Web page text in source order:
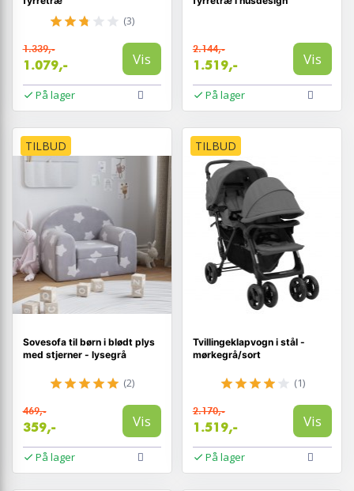
(3)
1.339,-
1.079,- Vis
På lager
2.144,-
1.519,- Vis
På lager
TILBUD
Sovesofa til børn i blødt plys
med stjerner - lysegrå
(2)
469,-
359,- Vis
På lager
TILBUD
Tvillingeklapvogn i stål -
mørkegrå/sort
(1)
2.170,-
1.519,- Vis
På lager